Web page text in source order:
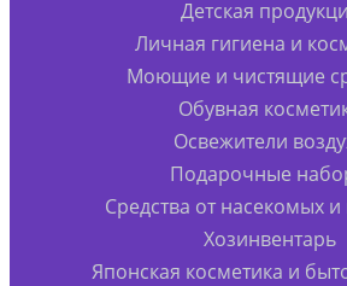
Детская
Личная гигиена и
Моющие и чистящие
Обувная
Освежители
Подарочные
Средства от насекомых
Хозинвентарь
Японская косметика и